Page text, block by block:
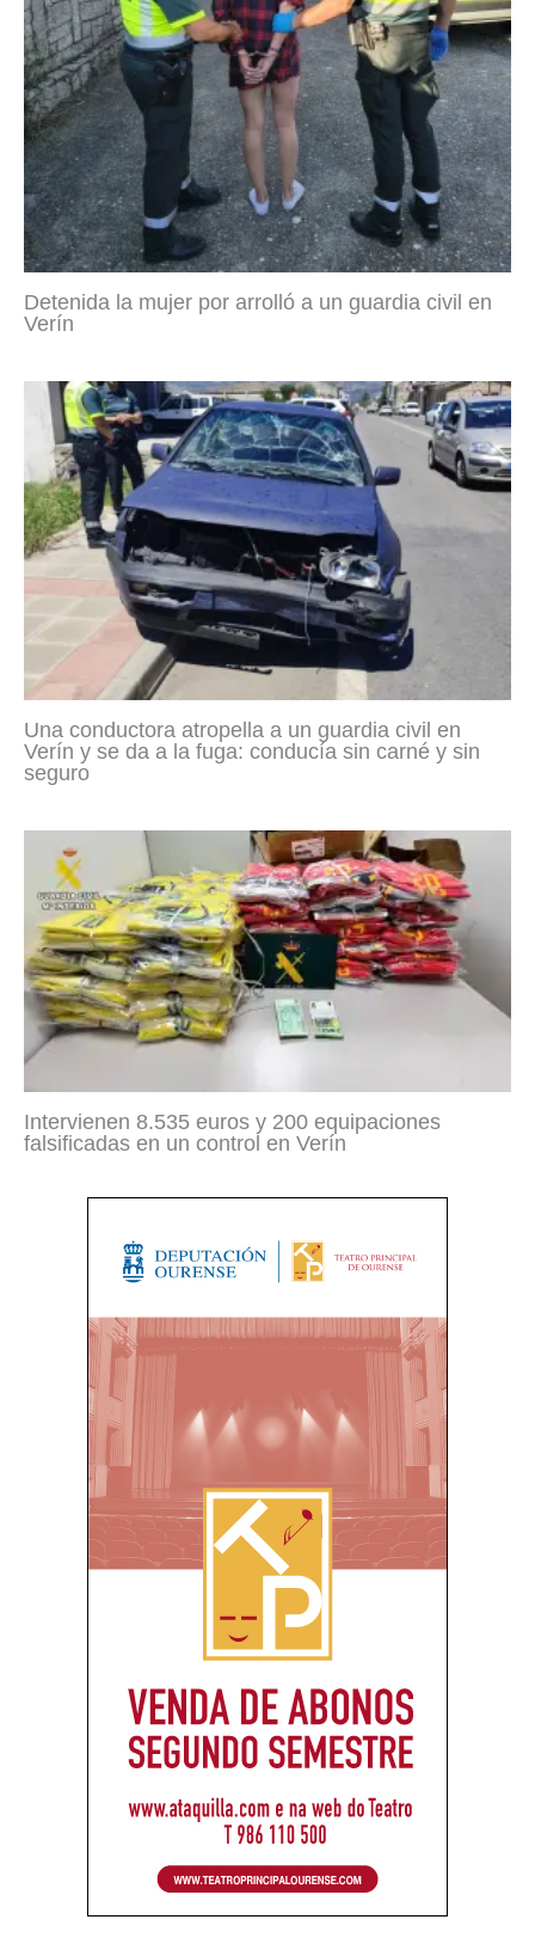
Detenida la mujer por arrolló a un guardia civil en
Verín
Una conductora atropella a un guardia civil en
Verín y se da a la fuga: conducía sin carné y sin
seguro
Intervienen 8.535 euros y 200 equipaciones
falsificadas en un control en Verín